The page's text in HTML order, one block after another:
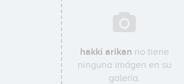
hakki arikan no tiene
ninguna imágen en su
galería.